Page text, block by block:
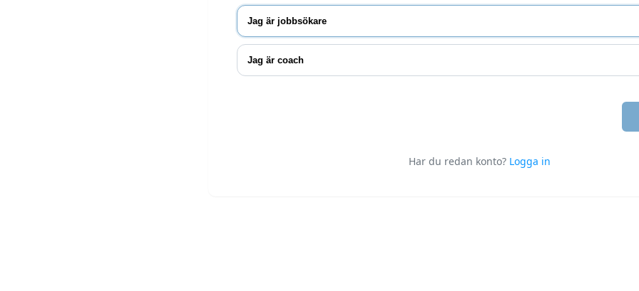
Jag är jobbsökare
Jag är coach
Har du redan konto? Logga in